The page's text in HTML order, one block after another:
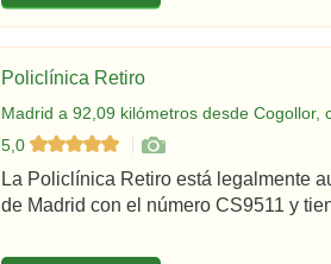
Policlínica Retiro
Madrid a 92,09 kilómetros desde Cogollor,
5,0
La Policlínica Retiro está legalmente
de Madrid con el número CS9511 y